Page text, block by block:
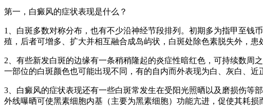
第一，白癜风的症状表现是什么？
1、白斑多数对称分布，也有不少沿神经节段排列。初期多为指甲至钱
殖，后者可增多、扩大并相互融合成岛屿状，白斑处除色素脱失外，
2、有些新发白斑的边缘有一条稍稍隆起的炎症性暗红色，可持续数周
一部位的白斑颜色也可能出现不同，有的自内而外表现为白、灰白、近
3、白癜风的症状表现还有一些白斑常发生在受阳光照晒以及磨损伤等
外线曝晒可使黑素细胞内基（主要为黑素细胞）功能亢进，促使其耗损